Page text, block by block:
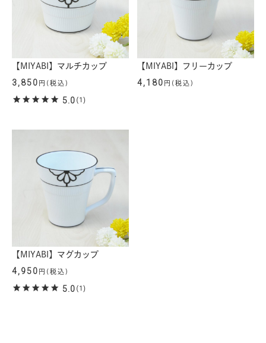
【MIYABI】マルチカップ
3,850 円(税込)
5.0 (1)
【MIYABI】フリーカップ
4,180 円(税込)
【MIYABI】マグカップ
4,950 円(税込)
5.0 (1)